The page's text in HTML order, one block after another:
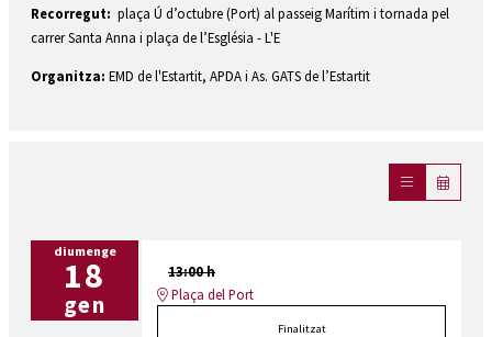
Recorregut: plaça Ú d’octubre (Port) al passeig Marítim i tornada pel
carrer Santa Anna i plaça de l’Església - L'E
Organitza: EMD de l'Estartit, APDA i As. GATS de l’Estartit
diumenge
18
gen
13:00 h
Plaça del Port
Finalitzat